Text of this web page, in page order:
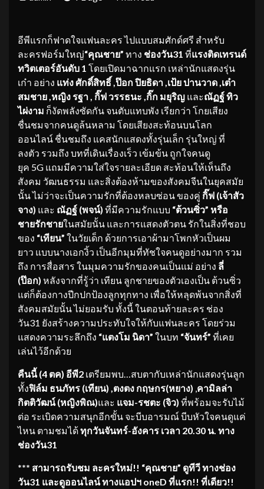
อีพีแรกก็ฟาดใจแฟนละคร ไปแบบสมศักด์ศรี สำหรับ
ละครฟอร์มใหญ่“คุณชาย” ทาง ช่องวัน31 ที่แรงติดเทรนด์
ทวิตเตอร์อันดับ 1 โดยเปิดมาฉากแรก เหล่านักแสดงรุ่น
เก๋า อย่าง แท่ง ศักดิ์สิทธิ์ ,ป๊อก ปิยธิดา ,เป้ย ปานวาด ,เต๋า
สมชาย ,หญิง รฐา , กิ๊ฟ วรรธนะ ,กิ๊ก มยุริญ และณัฏฐ์ ทิว
ไผ่งาม ก็งัดพลังซัดกัน จนตับแทบพัง เรียกว่า โกยเสียง
ชื่นชมจากคนดูล้นหลาม โดยเสียงสะท้อนบนโลก
ออนไลน์ ชื่นชมถึง แคสนักแสดงทั้งรุ่นเล็ก รุ่นใหญ่ ที่
ลงตัว รวมถึง บทที่เดินเรื่องเร็ว เข้มข้น ถูกใจคนดู
ยุค 5G แถมมีความใส่ใจรายละเอียด สะท้อนให้เห็นถึง
สังคม วัฒนธรรม และสิ่งต้องห้ามของสังคมจีนในยุคสมัย
นั้น ไม่ว่าจะเป็นความรักที่ต้องหลบซ่อน ของคู่ กิ๊ฟ (เจ้าสัว
จาง) และ ณัฏฐ์ (พจน์) ที่มีความรักแบบ “ต้วนซิ่ว” หรือ
ชายรักชายในสมัยนั้น และการแสดงตัวตน รักในสิ่งที่ชอบ
ของ “เทียน” ในวัยเด็ก ด้วยการเอาผ้ามาโพกหัวเป็นผม
ยาว แบบนางเอกงิ้ว เป็นอีกมุมที่ทัชใจคนดูอย่างมาก รวม
ถึง การสื่อสาร ในมุมความรักของคนเป็นแม่ อย่าง ลี่
(ป๊อก) หลังจากที่รู้ว่า เทียน ลูกชายของตัวเองเป็น ต้วนซิ่ว
แต่ก็ต้องกางปีกปกป้องลูกทุกทาง เพื่อให้หลุดพ้นจากสิ่งที่
สังคมสมัยนั้น ไม่ยอมรับ ทั้งนี้ ในตอนท้ายละคร ช่อง
วัน31 ยังสร้างความประทับใจให้กับแฟนละคร โดยร่วม
แสดงความระลึกถึง “แตงโม นิดา” ในบท “จันทร์” ที่เคย
เล่นไว้อีกด้วย
คืนนี้ (4 ตค) อีพี2 เตรียมพบ…สบตากับเหล่านักแสดงรุ่นลูก
ทั้งฟิล์ม ธนภัทร (เทียน) ,ตงตง กฤษกร(หยาง) คามิลล่า
กิตติวัฒน์ (หญิงพิณ)และ แจม-รชตะ (จิว) ที่พร้อมจะรับไม้
ต่อ ระเบิดความสนุกอีกขั้น จะบีบอารมณ์ บีบหัวใจคนดูแค่
ไหน ตามชมได้ทุกวันจันทร์-อังคาร เวลา 20.30 น. ทาง
ช่องวัน31
*** สามารถรับชม ละครใหม่!! “คุณชาย” ดูทีวี ทางช่อง
วัน31 และดูออนไลน์ ทางแอปฯ oneD ที่แรก!! ที่เดียว!!